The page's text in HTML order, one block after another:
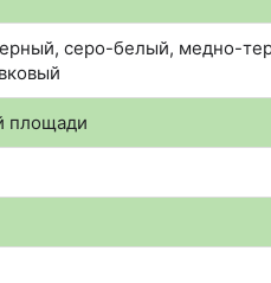
серо-белый, медно-
площади